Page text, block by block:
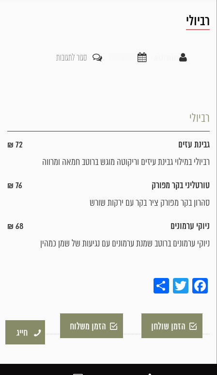
רביולי
סגור לתגובותעל
רביולי
גבינת עזים
72 ₪
רביולי במילוי גבינת עיזים וריקוטה מוגש ברוטב חמאה ומרווה
טורטליני בקר מפורק
76 ₪
סהרון בקר מפורק ציר בקר עם ירקות שורש
ניוקי ערמונים
68 ₪
ניוקי ערמונים ברוטב שמנת ערמונים עם נגיעות של שמן כמהין
Facebook
Twitter
חייג
הזמן משלוח הזמן שולחן